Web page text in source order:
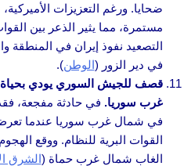
ضحايا. ورغم التعزيزات
مستمرة، مما يثير الذعر بين
التصعيد نفوذ إيران في المنطقة
في دير الزور (الوطن).
قصف للجيش السوري يودي
غرب سوريا. في حادثة مفجعة،
في شمال غرب سوريا عندما
القوات البرية للنظام. ووقع
الغاب شمال غرب حماة (الشرق